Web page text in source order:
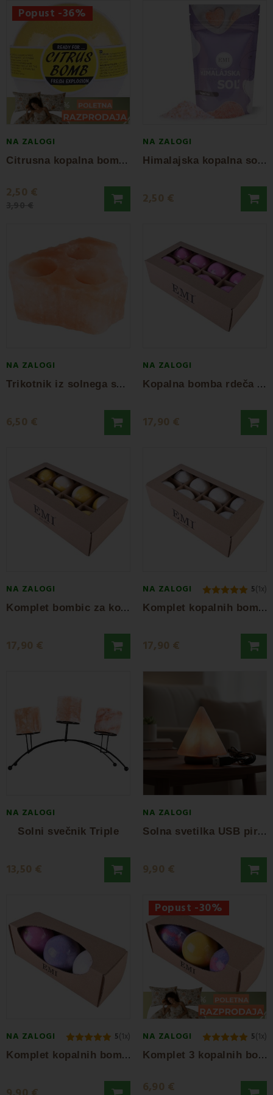
Popust -36%
NA ZALOGI
C
itrusna kopalna bomba 125 g
2,50 €
NA ZALOGI
H
imalajska kopalna sol 250 g
2,50 €
NA ZALOGI
T
rikotnik iz solnega svečnika
6,50 €
NA ZALOGI
K
opalna bomba rdeča vrtnica set 8 kosov
17,90 €
NA ZALOGI
K
omplet bombic za kopel Citrus 8 kosov
17,90 €
NA ZALOGI 5(1x)
K
omplet kopalnih bombic Chamomile 8 kosov
17,90 €
NA ZALOGI
Solni svečnik Triple
13,50 €
NA ZALOGI
S
olna svetilka USB piramida
9,90 €
NA ZALOGI 5(1x)
K
omplet kopalnih bomb Moment 3 kosi
Popust -30%
NA ZALOGI 5(1x)
K
omplet 3 kopalnih bomb Energize
6,90 €